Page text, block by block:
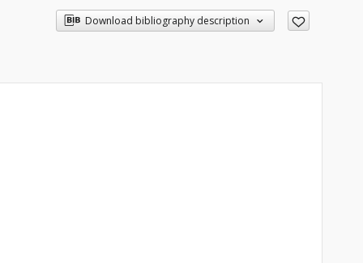
Download bibliography description